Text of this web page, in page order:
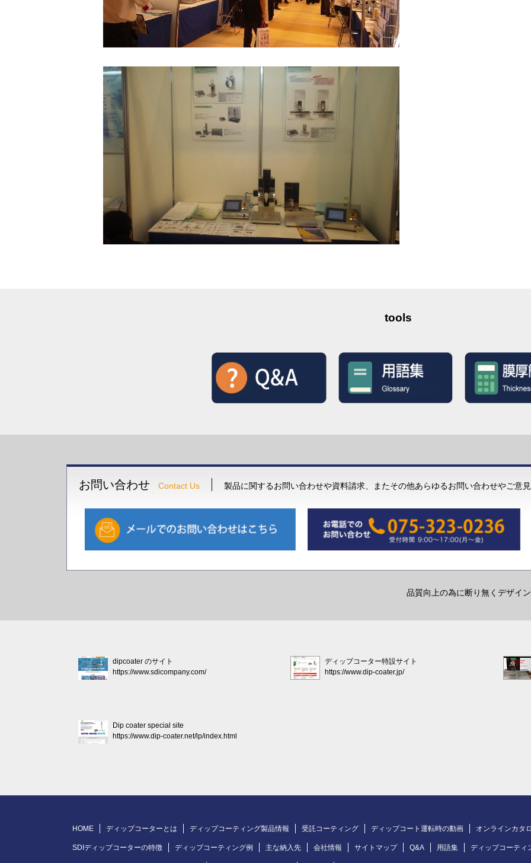
tools
お問い合わせ Contact Us 製品に関するお問い合わせや資料請求、またその他あらゆるお問い合わせやご意
品質向上の為に断り無くデザイ
dipcoater のサイト
https://www.sdicompany.com/
ディップコーター特設サイト
https://www.dip-coater.jp/
Dip coater special site
https://www.dip-coater.net/lp/index.html
HOME ディップコーターとは ディップコーティング製品情報 受託コーティング ディップコート運転時の動画 オンラインカタ
SDIディップコーターの特徴 ディップコーティング例 主な納入先 会社情報 サイトマップ Q&A 用語集 ディップコーティ